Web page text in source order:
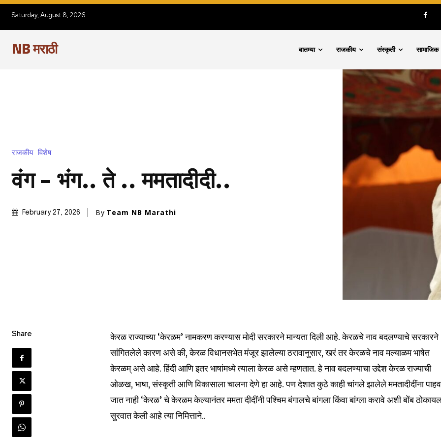
Saturday, August 8, 2026
NB मराठी बातम्या राजकीय संस्कृती सामाजिक
राजकीय विशेष
वंग – भंग.. ते .. ममतादीदी..
February 27, 2026 By Team NB Marathi
Share
केरळ राज्याच्या ‘केरळम’ नामकरण करण्यास मोदी सरकारने मान्यता दिली आहे. केरळचे नाव बदलण्याचे सरकारने
सांगितलेले कारण असे की, केरळ विधानसभेत मंजूर झालेल्या ठरावानुसार, खरं तर केरळचे नाव मल्याळम भाषेत
केरळम् असे आहे. हिंदी आणि इतर भाषांमध्ये त्याला केरळ असे म्हणतात. हे नाव बदलण्याचा उद्देश केरळ राज्याची
ओळख, भाषा, संस्कृती आणि विकासाला चालना देणे हा आहे. पण देशात कुठे काही चांगले झालेले ममतादीदींना
जात नाही ‘केरळ’ चे केरळम केल्यानंतर ममता दीदींनी पश्चिम बंगालचे बांगला किंवा बांग्ला करावे अशी बोंब
सुरवात केली आहे त्या निमित्ताने..